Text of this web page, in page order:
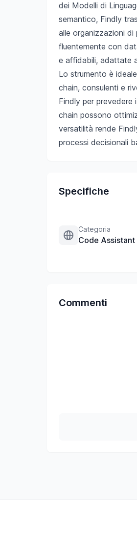
dei Modelli di
semantico, Findly
alle organizzazioni di
fluentemente con
e affidabili, adattate
Lo strumento è
chain, consulenti e
Findly per prevedere
chain possono
versatilità rende
processi decisionali
Specifiche
Categoria
Code Assistant
Commenti